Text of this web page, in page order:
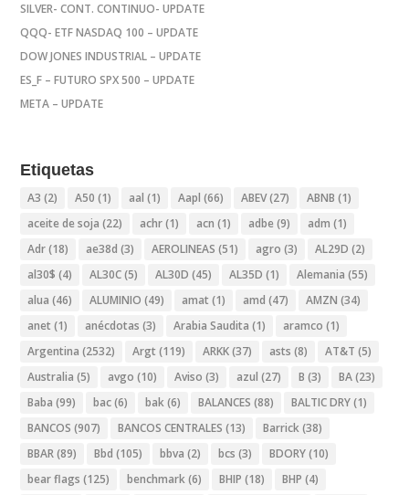
SILVER- CONT. CONTINUO- UPDATE
QQQ- ETF NASDAQ 100 – UPDATE
DOW JONES INDUSTRIAL – UPDATE
ES_F – FUTURO SPX 500 – UPDATE
META – UPDATE
Etiquetas
A3 (2) A50 (1) aal (1) Aapl (66) ABEV(27) ABNB (1)
aceite de soja (22) achr(1) acn (1) adbe (9) adm (1)
Adr(18) ae38d (3) AEROLINEAS (51) agro (3) AL29D (2)
al30$ (4) AL30C(5) AL30D (45) AL35D (1) Alemania (55)
alua (46) ALUMINIO (49) amat (1) amd (47) AMZN (34)
anet (1) anécdotas (3) Arabia Saudita (1) aramco (1)
Argentina (2532) Argt (119) ARKK(37) asts (8) AT&T (5)
Australia (5) avgo (10) Aviso (3) azul (27) B (3) BA(23)
Baba (99) bac(6) bak(6) BALANCES (88) BALTIC DRY(1)
BANCOS (907) BANCOS CENTRALES (13) Barrick(38)
BBAR(89) Bbd (105) bbva (2) bcs (3) BDORY(10)
bear flags (125) benchmark(6) BHIP (18) BHP (4)